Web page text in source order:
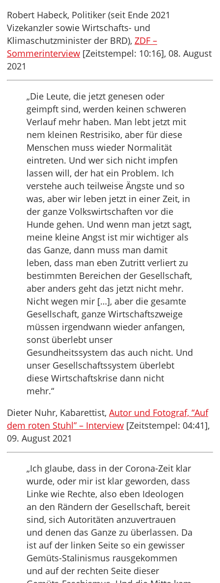
Robert Habeck, Politiker (seit Ende 2021
Vizekanzler sowie Wirtschafts- und
Klimaschutzminister der BRD), ZDF –
Sommerinterview [Zeitstempel: 10:16], 08. August
2021
„Die Leute, die jetzt genesen oder
geimpft sind, werden keinen schweren
Verlauf mehr haben. Man lebt jetzt mit
nem kleinen Restrisiko, aber für diese
Menschen muss wieder Normalität
eintreten. Und wer sich nicht impfen
lassen will, der hat ein Problem. Ich
verstehe auch teilweise Ängste und so
was, aber wir leben jetzt in einer Zeit, in
der ganze Volkswirtschaften vor die
Hunde gehen. Und wenn man jetzt sagt,
meine kleine Angst ist mir wichtiger als
das Ganze, dann muss man damit
leben, dass man eben Zutritt verliert zu
bestimmten Bereichen der Gesellschaft,
aber anders geht das jetzt nicht mehr.
Nicht wegen mir […], aber die gesamte
Gesellschaft, ganze Wirtschaftszweige
müssen irgendwann wieder anfangen,
sonst überlebt unser
Gesundheitssystem das auch nicht. Und
unser Gesellschaftssystem überlebt
diese Wirtschaftskrise dann nicht
mehr.“
Dieter Nuhr, Kabarettist, Autor und Fotograf, “Auf
dem roten Stuhl” – Interview [Zeitstempel: 04:41],
09. August 2021
„Ich glaube, dass in der Corona-Zeit klar
wurde, oder mir ist klar geworden, dass
Linke wie Rechte, also eben Ideologen
an den Rändern der Gesellschaft, bereit
sind, sich Autoritäten anzuvertrauen
und denen das Ganze zu überlassen. Da
ist auf der linken Seite so ein gewisser
Gemüts-Stalinismus rausgekommen
und auf der rechten Seite dieser